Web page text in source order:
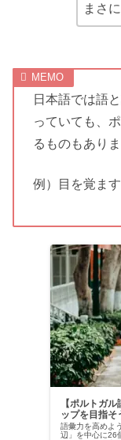
まさ
日本語では語
っていても、
るものもありま
例）目を覚ま
【ポルトガ
ップを目指そ
語彙力を高めよ
辺」を中心に26